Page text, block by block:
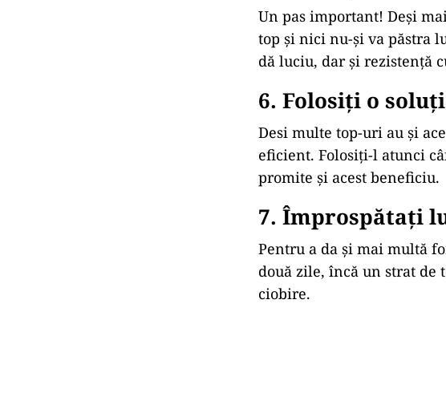
Un pas important! Deși
top și nici nu-și va păstra
dă luciu, dar și rezistență
6. Folosiți o
Desi multe top-uri au și
eficient. Folosiți-l atunci
promite și acest beneficiu.
7. Împrospătați
Pentru a da și mai multă
două zile, încă un strat de
ciobire.